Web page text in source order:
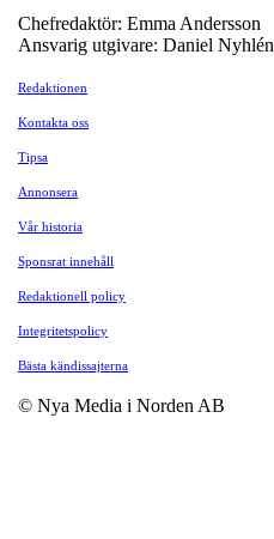
Chefredaktör: Emma Andersson
Ansvarig utgivare: Daniel Nyhlén
Redaktionen
Kontakta oss
Tipsa
Annonsera
Vår historia
Sponsrat innehåll
Redaktionell policy
Integritetspolicy
Bästa kändissajterna
© Nya Media i Norden AB